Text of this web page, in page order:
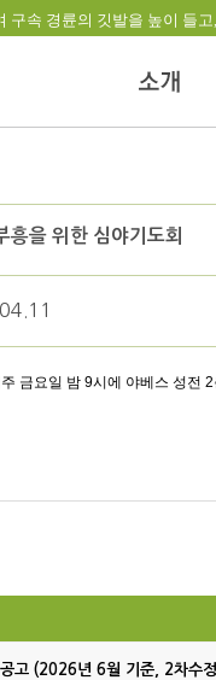
구속 경륜의 깃발을 높이 들
흥을 위한 심야기도회
금요일 밤 9시에 야베스 성전
고 (2026년 6월 기준, 2차수